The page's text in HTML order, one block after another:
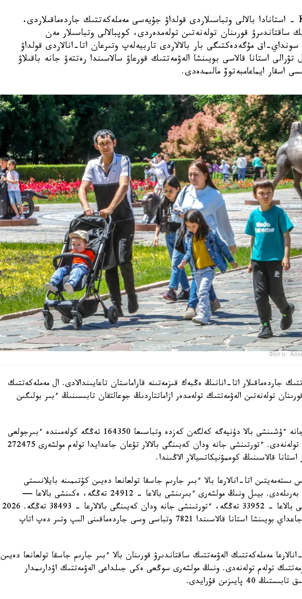
استانا. KAZINFORM - استانادا بالالى وتباسىلاردى قولداۋ جۇيەسى مەملەكەتتىك جاردەماقىلاردى،
ساقتاندىرۋ قورىنان تولەنەتىن تولەمدەردى، كوپبالالى وتباسىلار مەن
سونداي-اق مۇگەدەكتىگى بار بالالاردى تاربيەلەپ وتىرعان اتا-انالاردى قولداۋ
استانا قالاسى بويىنشا الەۋمەتتىك قورعاۋ سالاسىندا رەتتەۋ جانە باقىلاۋ
اسقار ايماعامبەتوۆ مالىمدەدى.
Фото:
جاردەماقىلار اتا-انانىڭ ەڭبەك قىزمەتىنە قاراماستان تاعايىندالادى. ال مەملەكەتتىك
تولەنەتىن الەۋمەتتىك تولەمدەر ازاماتتاردىڭ جوعالتقان تابىسىنىڭ ءبىر بولىگىن
- ءبىرىنشى، ەكىنشى جانە ءۇشىنشى بالا دۇنيەگە كەلگەن كەزدە وتباسىعا 164350 تەڭگە كولەمىندە ءبىرجولعى
مەملەكەتتىك جاردەماقى تولەنەدى. ءتورتىنشى جانە ودان كەيىنگى بالالار تۋعان جاعدايدا تولەم مولشەرى 272475
قالاسىنىڭ كوممۋنيكاتسيالار الاڭىندا.
اتا-انالارعا بالا ءبىر جارىم جاسقا تولعانعا دەيىن كۇتىمىنە بايلانىستى
مەملەكەتتىك جاردەماقى بەرىلەدى. بيىل ونىڭ مولشەرى ءبىرىنشى بالاعا - 24912 تەڭگە، ەكىنشى بالاعا —
29454 تەڭگە، ءۇشىنشى بالاعا - 33952 تەڭگە، ءتورتىنشى جانە ودان كەيىنگى بالالارعا - 38493 تەڭگە. 2026
-جىلعى 1- تامىزداعى جاعداي بويىنشا استانا قالاسىندا 7821 وتباسى وسى جاردەماقىنى الىپ وتىر دەپ اتاپ
مەملەكەتتىك الەۋمەتتىك ساقتاندىرۋ قورىنان بالا ءبىر جارىم جاسقا تولعانعا دەيىن
تولەم تولەنەدى. ونىڭ مولشەرى سوڭعى ەكى جىلداعى الەۋمەتتىك اۋدارىمدار
پايىزىن قۇرايدى.